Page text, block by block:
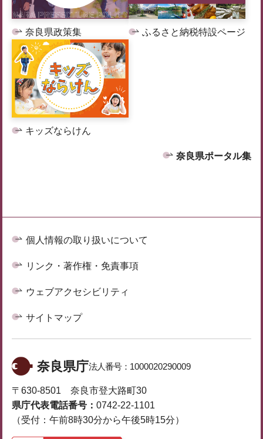
奈良県政策集 ふるさと納税特設ページ
キッズならけん
奈良県ポータル集
個人情報の取り扱いについて
リンク・著作権・免責事項
ウェブアクセシビリティ
サイトマップ
奈良県庁法人番号： 1000020290009
〒630-8501 奈良市登大路町30
県庁代表電話番号： 0742-22-1101
（受付：午前8時30分から午後5時15分）